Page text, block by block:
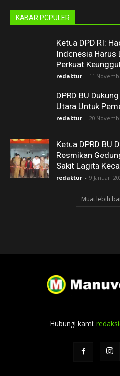
KABAR POPULER
Ketua DPD RI:
Indonesia Harus
Perkuat
redaktur - 11
DPRD BU
Utara Untuk
redaktur - 20
Ketua DPRD BU
Resmikan
Sakit Lagita
redaktur - 9 Januari
Muat lebih
Hubungi kami: